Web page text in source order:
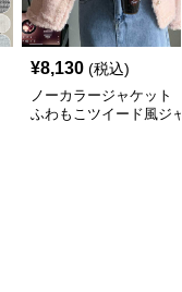
¥8,130 (税込)
ノーカラージャケット
ふわもこツイード風ジャ